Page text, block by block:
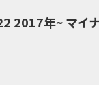
2017年~ マイ